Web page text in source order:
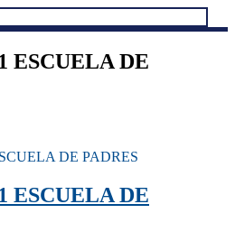
ESCUELA DE
DE PADRES
ESCUELA DE